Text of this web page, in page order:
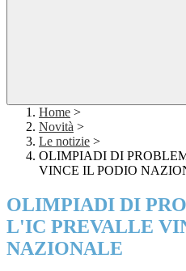
Home >
Novità >
Le notizie >
OLIMPIADI DI
VINCE IL PODIO
OLIMPIADI DI
L'IC PREVALLE
NAZIONALE